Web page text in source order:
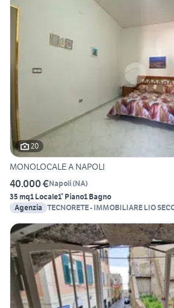
20
MONOLOCALE A NAPOLI
40.000 €Napoli(NA)
35 mq1 Locale1° Piano1 Bagno
Agenzia TECNORETE - IMMOBILIARE LIO